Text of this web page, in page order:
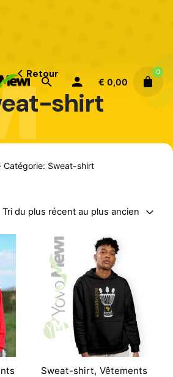
€ 0,00
0
Retour
shirt
Catégorie: Sweat-shirt
Tri du plus récent au plus ancien
Sweat-shirt, Vêtements